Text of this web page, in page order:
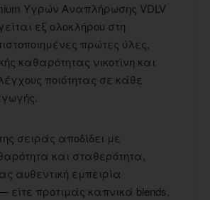
Υγρών Αναπλήρωσης VDLV
εξ ολοκλήρου στη
πρώτες ύλες,
καθαρότητας νικοτίνη και
ποιότητας σε κάθε
σειράς αποδίδει με
και σταθερότητα,
αυθεντική εμπειρία
είτε προτιμάς καπνικά blends,